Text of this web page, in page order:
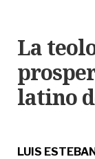
La
latino
LUIS